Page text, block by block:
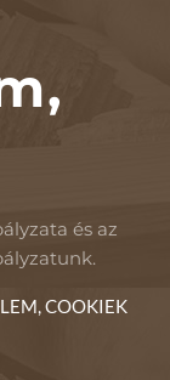
és az
COOKIEK